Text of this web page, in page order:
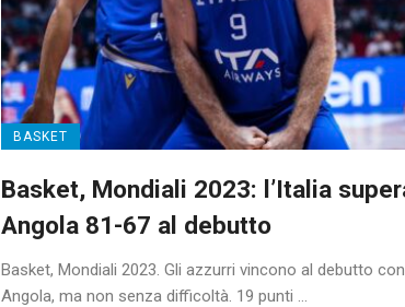
BASKET
Basket, Mondiali 2023: l’Italia
Angola 81-67 al debutto
Basket, Mondiali 2023. Gli azzurri vincono al debutto
Angola, ma non senza difficoltà. 19 punti ...